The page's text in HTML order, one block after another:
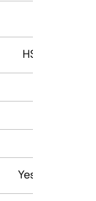
HSK A63 / E63
Yes(On